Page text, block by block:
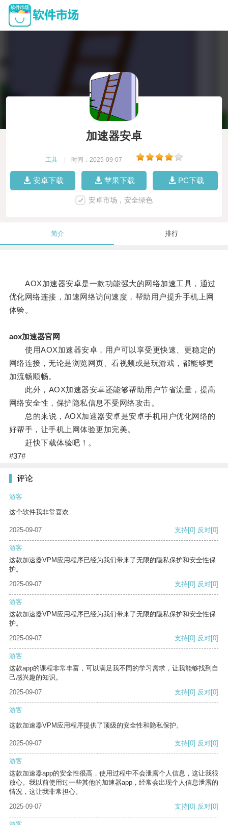
加速器安卓
工具 时间：2025-09-07
安卓下载 苹果下载 PC下载
安卓市场，安全绿色
简介 排行
AOX加速器安卓是一款功能强大的网络加速工具，通过
优化网络连接，加速网络访问速度，帮助用户提升手机上网
体验。
aox加速器官网
使用AOX加速器安卓，用户可以享受更快速、更稳定的
网络连接，无论是浏览网页、看视频或是玩游戏，都能够更
加流畅顺畅。
此外，AOX加速器安卓还能够帮助用户节省流量，提高
网络安全性，保护隐私信息不受网络攻击。
总的来说，AOX加速器安卓是安卓手机用户优化网络的
好帮手，让手机上网体验更加完美。
赶快下载体验吧！。
#37#
评论
游客
这个软件我非常喜欢
2025-09-07 支持[0] 反对[0]
游客
这款加速器VPM应用程序已经为我们带来了无限的隐私保护和安全性保
护。
2025-09-07
支持[0] 反对[0]
游客
这款加速器VPM应用程序已经为我们带来了无限的隐私保护和安全性保
护。
2025-09-07
支持[0] 反对[0]
游客
这款app的课程非常丰富，可以满足我不同的学习需求，让我能够找到自
己感兴趣的知识。
2025-09-07
支持[0] 反对[0]
游客
这款加速器VPM应用程序提供了顶级的安全性和隐私保护。
2025-09-07 支持[0] 反对[0]
游客
这款加速器app的安全性很高，使用过程中不会泄露个人信息，这让我很
放心。我以前使用过一些其他的加速器app，经常会出现个人信息泄露的
情况，这让我非常担心。
2025-09-07
支持[0] 反对[0]